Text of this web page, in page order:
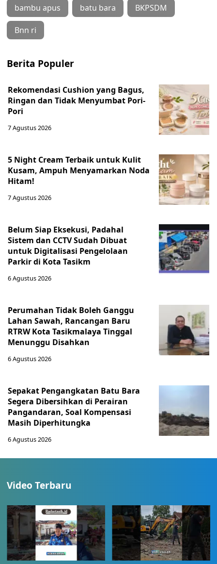
bambu apus batu bara BKPSDM
Bnn ri
Berita Populer
Rekomendasi Cushion yang Bagus,
Ringan dan Tidak Menyumbat Pori-
Pori
7 Agustus 2026
5 Night Cream Terbaik untuk Kulit
Kusam, Ampuh Menyamarkan Noda
Hitam!
7 Agustus 2026
Belum Siap Eksekusi, Padahal
Sistem dan CCTV Sudah Dibuat
untuk Digitalisasi Pengelolaan
Parkir di Kota Tasikm
6 Agustus 2026
Perumahan Tidak Boleh Ganggu
Lahan Sawah, Rancangan Baru
RTRW Kota Tasikmalaya Tinggal
Menunggu Disahkan
6 Agustus 2026
Sepakat Pengangkatan Batu Bara
Segera Dibersihkan di Perairan
Pangandaran, Soal Kompensasi
Masih Diperhitungka
6 Agustus 2026
Video Terbaru